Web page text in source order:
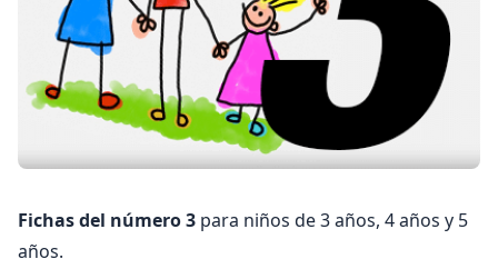
Fichas del número 3 para niños de 3 años, 4 años y 5
años.